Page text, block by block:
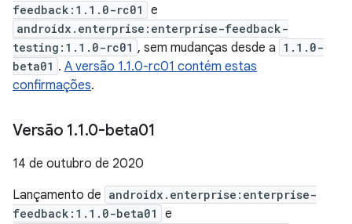
feedback:1.1.0-rc01 e
androidx.enterprise:enterprise-feedback-
testing:1.1.0-rc01 , sem mudanças desde a 1.1.0-
beta01 . A versão 1.1.0-rc01 contém estas
confirmações.
Versão 1.1.0-beta01
14 de outubro de 2020
Lançamento de androidx.enterprise:enterprise-
feedback:1.1.0-beta01
e